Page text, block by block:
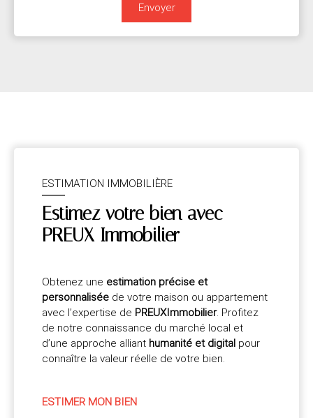
Envoyer
ESTIMATION IMMOBILIÈRE
Estimez votre bien avec
PREUX Immobilier
Obtenez une estimation précise et
personnalisée de votre maison ou appartement
avec l’expertise de PREUXImmobilier. Profitez
de notre connaissance du marché local et
d’une approche alliant humanité et digital pour
connaître la valeur réelle de votre bien.
ESTIMER MON BIEN